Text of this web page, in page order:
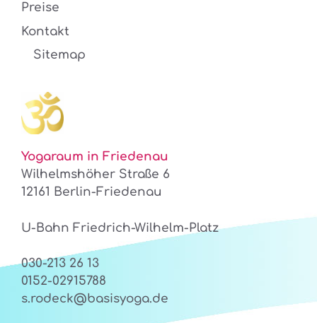
Preise
Kontakt
Sitemap
Yogaraum in Friedenau
Wilhelmshöher Straße 6
12161 Berlin-Friedenau
U-Bahn Friedrich-Wilhelm-Platz
030-213 26 13
0152-02915788
s.rodeck@basisyoga.de